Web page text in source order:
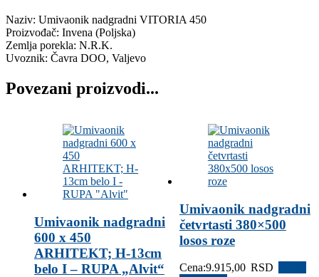
Naziv: Umivaonik nadgradni VITORIA 450
Proizvođač: Invena (Poljska)
Zemlja porekla: N.R.K.
Uvoznik: Čavra DOO, Valjevo
Povezani proizvodi...
Umivaonik nadgradni
600 x 450
ARHITEKT; H-13cm
belo I – RUPA „Alvit“
Umivaonik nadgradni
četvrtasti 380×500
losos roze
Cena:9.915,00 RSD